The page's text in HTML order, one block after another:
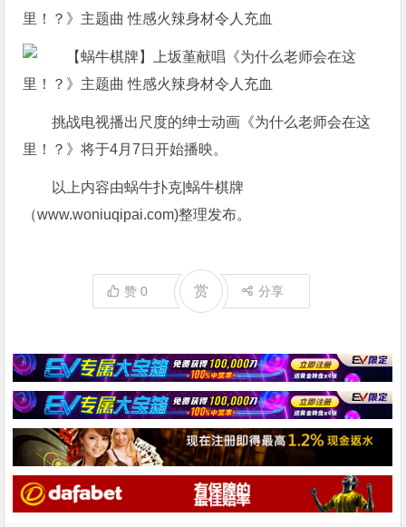
挑战电视播出尺度的绅士动画《为什么老师会在这
里！？》将于4月7日开始播映。
以上内容由蜗牛扑克|蜗牛棋牌
（www.woniuqipai.com)整理发布。
赞0 赏 分享